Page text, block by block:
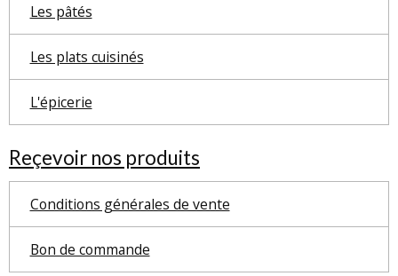
Les pâtés
Les plats cuisinés
L'épicerie
Reçevoir nos produits
Conditions générales de vente
Bon de commande